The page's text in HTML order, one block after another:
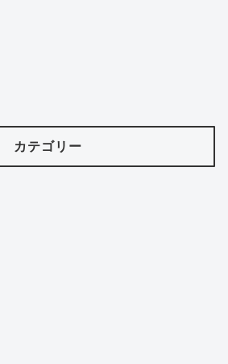
カテゴリー